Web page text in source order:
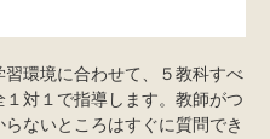
環境に合わせて、５教科すべ
対１で指導します。教師がつ
ないところはすぐに質問でき